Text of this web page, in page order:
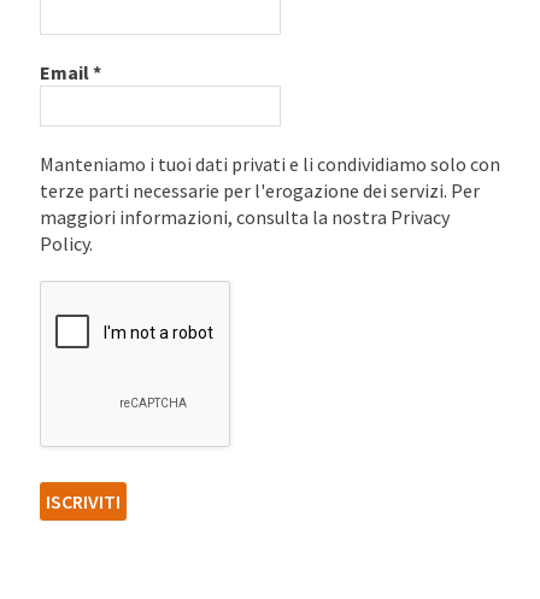
Email*
Manteniamo i tuoi dati privati e li condividiamo solo con
terze parti necessarie per l'erogazione dei servizi. Per
maggiori informazioni, consulta la nostra Privacy
Policy.